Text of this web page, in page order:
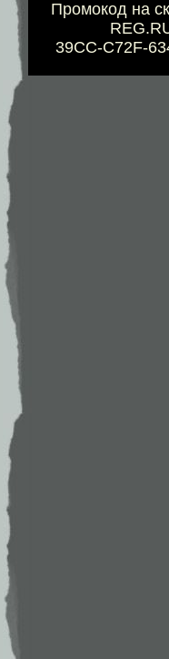
Промокод на
39CC-C72F-